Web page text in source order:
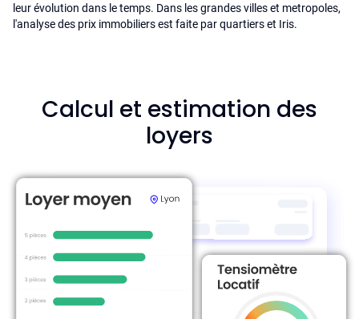
leur évolution dans le temps. Dans les grandes villes et metropoles,
l'analyse des prix immobiliers est faite par quartiers et Iris.
Calcul et estimation des
loyers